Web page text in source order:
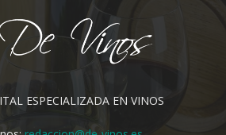
ESPECIALIZADA EN VINOS